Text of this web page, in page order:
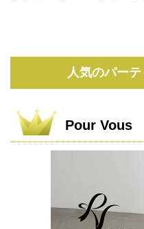
人気のパー
Pour Vous